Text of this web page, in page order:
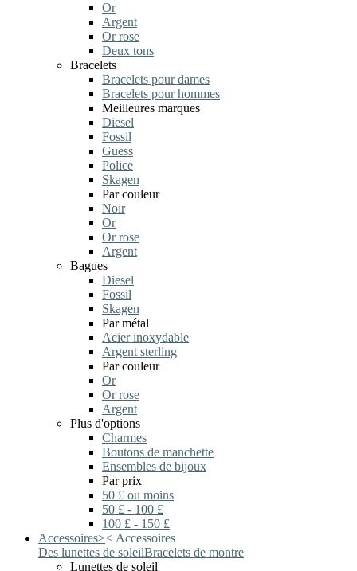
Or
Argent
Or rose
Deux tons
Bracelets
Bracelets pour dames
Bracelets pour hommes
Meilleures marques
Diesel
Fossil
Guess
Police
Skagen
Par couleur
Noir
Or
Or rose
Argent
Bagues
Diesel
Fossil
Skagen
Par métal
Acier inoxydable
Argent sterling
Par couleur
Or
Or rose
Argent
Plus d'options
Charmes
Boutons de manchette
Ensembles de bijoux
Par prix
50 £ ou moins
50 £ - 100 £
100 £ - 150 £
Accessoires>< Accessoires
Des lunettes de soleilBracelets de montre
Lunettes de soleil